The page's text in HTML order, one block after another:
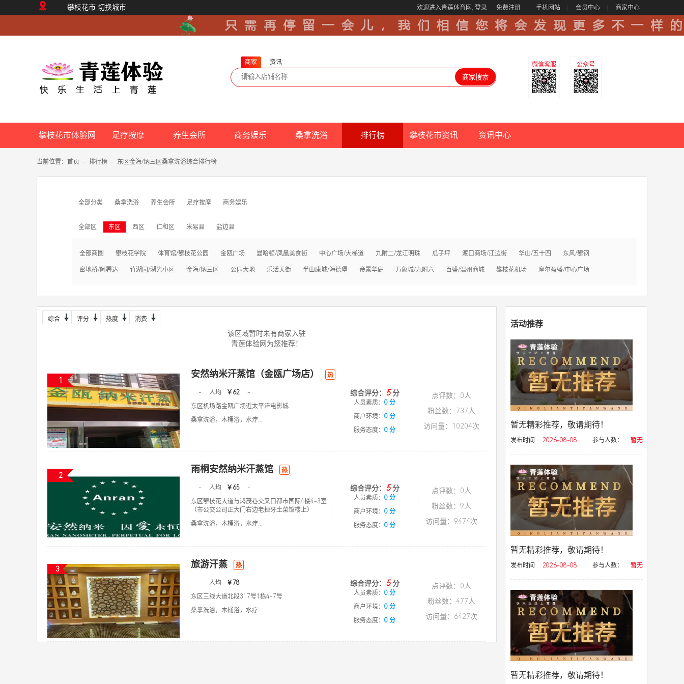
攀枝花市 切换城市 欢迎进入青莲体育网, 登录 免费注册 手机网站 会员中心 商家中心
商家 资讯 公众号
微信客服
攀枝花市体验网 足疗按摩 养生会所 商务娱乐 桑拿洗浴 排行榜 攀枝花市资讯 资讯中心
当前位置： 首页 - 排行榜 - 东区金海/炳三区桑拿洗浴综合排行榜
全部分类 桑拿洗浴 养生会所 足疗按摩 商务娱乐
全部区 东区 西区 仁和区 米易县 盐边县
全部商圈 攀枝花学院 体育馆/攀枝花公园 金瓯广场 曼哈顿/凤凰美食街 中心广场/大梯道 九附二/龙江明珠 瓜子坪 渡口商场/江边街 华山/五十四 东风/攀钢
密地桥/阿署达 竹湖园/湖光小区 金海/炳三区 公园大地 乐活天街 半山康城/海德堡 帝景华庭 万象城/九附六 百盛/温州商城 攀枝花机场 摩尔盈盛/中心广场
综合 评分 热度 消费
该区域暂时未有商家入驻
青莲体验网为您推荐！
1
安然纳米汗蒸馆（金瓯广场店） 热
- 人均 ￥62
-
东区机场路金瓯广场近太平洋电影城
桑拿洗浴，木桶浴，水疗...
综合评分： 5分
人员素质： 0 分
商户环境： 0 分
服务态度： 0 分
点评数：0人
粉丝数：737人
访问量：10204次
2
雨桐安然纳米汗蒸馆 热
- 人均 ￥65
-
东区攀枝花大道与鸿茂巷交叉口都市国际4楼4-3室
（市公交公司正大门右边老掉牙土菜馆楼上）
桑拿洗浴，木桶浴，水疗...
综合评分： 5分
人员素质： 0 分
商户环境： 0 分
服务态度： 0 分
点评数：0人
粉丝数：9人
访问量：9474次
3 旅游汗蒸 热
- 人均 ￥78
-
东区三线大道北段317号1栋4-7号
桑拿洗浴，木桶浴，水疗...
综合评分： 5分
人员素质： 0 分
商户环境： 0 分
服务态度： 0 分
点评数：0人
粉丝数：477人
访问量：6427次
活动推荐
暂无精彩推荐，敬请期待！
发布时间 2026-08-08 参与人数： 暂无
暂无精彩推荐，敬请期待！
发布时间 2026-08-08 参与人数： 暂无
暂无精彩推荐，敬请期待！